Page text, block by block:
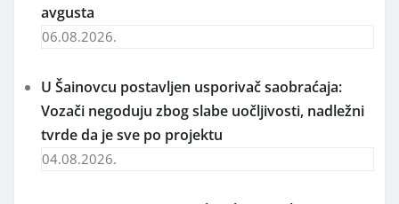
avgusta
06.08.2026.
U Šainovcu postavljen usporivač saobraćaja:
Vozači negoduju zbog slabe uočljivosti, nadležni
tvrde da je sve po projektu
04.08.2026.